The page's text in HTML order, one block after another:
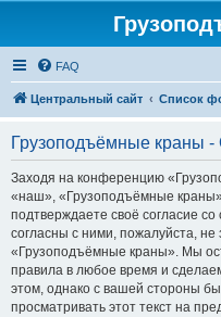
FAQ
Центральный сайт Список
Грузоподъёмные краны
Заходя на конференцию
«наш», «Грузоподъёмные
подтверждаете своё согласие
согласны с ними, пожалуйста,
«Грузоподъёмные краны». Мы
правила в любое время и
этом, однако с вашей стороны
просматривать этот текст на